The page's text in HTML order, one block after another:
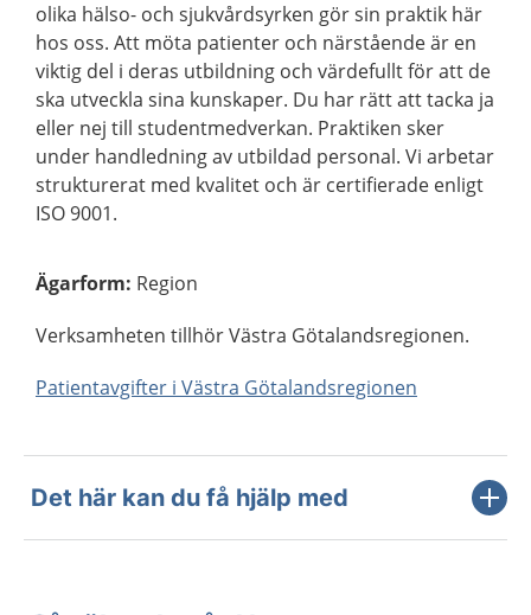
olika hälso- och sjukvårdsyrken gör sin praktik här
hos oss. Att möta patienter och närstående är en
viktig del i deras utbildning och värdefullt för att de
ska utveckla sina kunskaper. Du har rätt att tacka ja
eller nej till studentmedverkan. Praktiken sker
under handledning av utbildad personal. Vi arbetar
strukturerat med kvalitet och är certifierade enligt
ISO 9001.
Ägarform: Region
Verksamheten tillhör Västra Götalandsregionen.
Patientavgifter i Västra Götalandsregionen
Det här kan du få hjälp med